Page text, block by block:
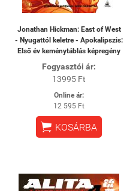
Jonathan Hickman: East of West
- Nyugattól keletre - Apokalipszis:
Első év keménytáblás képregény
Fogyasztói ár:
13995 Ft
Online ár:
12 595 Ft
 KOSÁRBA